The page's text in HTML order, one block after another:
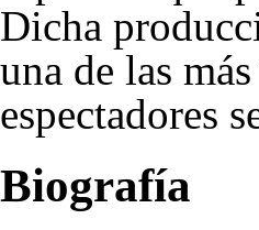
Dicha
una de las
espectadores
Biografía